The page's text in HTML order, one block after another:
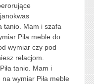
tanio. Mam i szafa
Piła meble do
wymiar czy pod
relacjom.
tanio. Mam i
wymiar Piła meble